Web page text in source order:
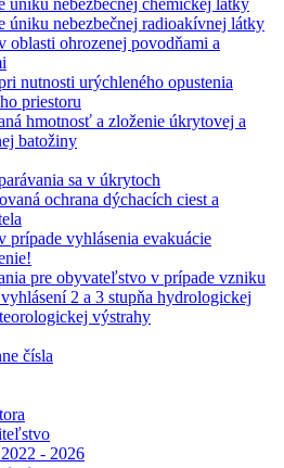
úniku nebezbečnej chemickéj látky
úniku nebezbečnej radioakívnej látky
oblasti ohrozenej povodňami a
nutnosti urýchleného opustenia
priestoru
hmotnosť a zloženie úkrytovej a
batožiny
sa v úkrytoch
ochrana dýchacích ciest a
prípade vyhlásenia evakuácie
pre obyvateľstvo v prípade vzniku
2 a 3 stupňa hydrologickej
výstrahy
čísla
- 2026